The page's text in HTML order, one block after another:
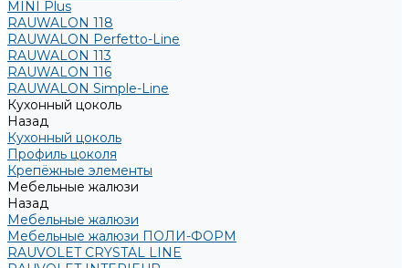
MINI Plus
RAUWALON 118
RAUWALON Perfetto-Line
RAUWALON 113
RAUWALON 116
RAUWALON Simple-Line
Кухонный цоколь
Назад
Кухонный цоколь
Профиль цоколя
Крепёжные элементы
Мебельные жалюзи
Назад
Мебельные жалюзи
Мебельные жалюзи ПОЛИ-ФОРМ
RAUVOLET CRYSTAL LINE